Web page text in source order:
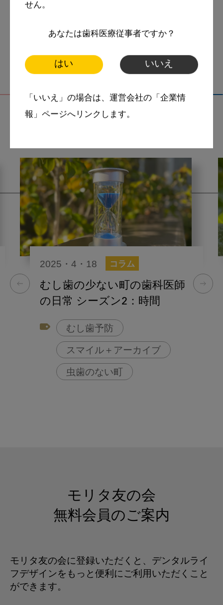
せん。
あなたは歯科医療従事者ですか？
はい いいえ
「いいえ」の場合は、運営会社の「企業情
報」ページへリンクします。
tags
咬合 咬合の変化
2025・4・18 コラム
むし歯の少ない町の歯科医師
の日常 シーズン2：時間
むし歯予防
スマイル＋アーカイブ
虫歯のない町
モリタ友の会
無料会員のご案内
モリタ友の会に登録いただくと、デンタルライ
フデザインをもっと便利にご利用いただくこと
ができます。